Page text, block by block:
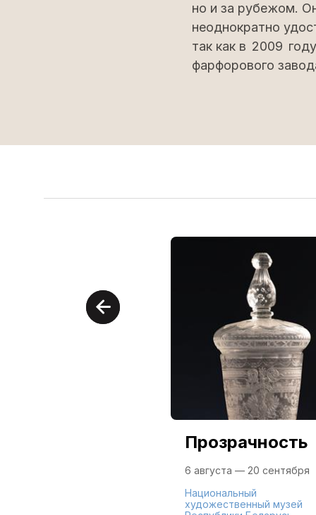
но и за рубежом.
неоднократно
так как в 2009
фарфорового
Прозрачность
6 августа — 20 сентября
Национальный
художественный музей